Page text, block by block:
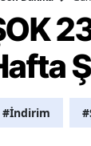
#İndirim